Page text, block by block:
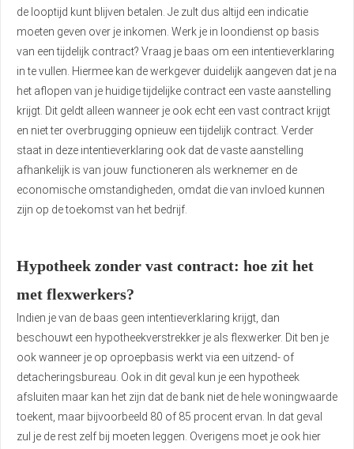
de looptijd kunt blijven betalen. Je zult dus altijd een indicatie
moeten geven over je inkomen. Werk je in loondienst op basis
van een tijdelijk contract? Vraag je baas om een intentieverklaring
in te vullen. Hiermee kan de werkgever duidelijk aangeven dat je na
het aflopen van je huidige tijdelijke contract een vaste aanstelling
krijgt. Dit geldt alleen wanneer je ook echt een vast contract krijgt
en niet ter overbrugging opnieuw een tijdelijk contract. Verder
staat in deze intentieverklaring ook dat de vaste aanstelling
afhankelijk is van jouw functioneren als werknemer en de
economische omstandigheden, omdat die van invloed kunnen
zijn op de toekomst van het bedrijf.
Hypotheek zonder vast contract: hoe zit het
met flexwerkers?
Indien je van de baas geen intentieverklaring krijgt, dan
beschouwt een hypotheekverstrekker je als flexwerker. Dit ben je
ook wanneer je op oproepbasis werkt via een uitzend- of
detacheringsbureau. Ook in dit geval kun je een hypotheek
afsluiten maar kan het zijn dat de bank niet de hele woningwaarde
toekent, maar bijvoorbeeld 80 of 85 procent ervan. In dat geval
zul je de rest zelf bij moeten leggen. Overigens moet je ook hier